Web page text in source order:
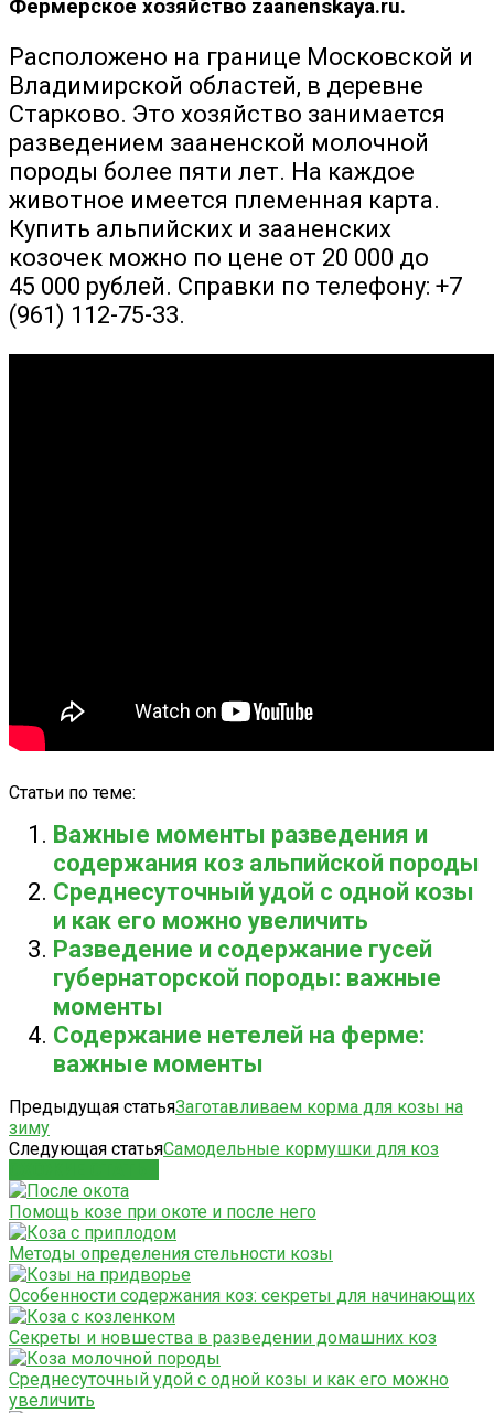
Фермерское хозяйство zaanenskaya.ru.
Расположено на границе Московской и
Владимирской областей, в деревне
Старково. Это хозяйство занимается
разведением зааненской молочной
породы более пяти лет. На каждое
животное имеется племенная карта.
Купить альпийских и зааненских
козочек можно по цене от 20 000 до
45 000 рублей. Справки по телефону: +7
(961) 112-75-33.
Статьи по теме:
Важные моменты разведения и
содержания коз альпийской породы
Среднесуточный удой с одной козы
и как его можно увеличить
Разведение и содержание гусей
губернаторской породы: важные
моменты
Содержание нетелей на ферме:
важные моменты
Предыдущая статьяЗаготавливаем корма для козы на
зиму
Следующая статьяСамодельные кормушки для коз
Помощь козе при окоте и после него
Методы определения стельности козы
Особенности содержания коз: секреты для начинающих
Секреты и новшества в разведении домашних коз
Среднесуточный удой с одной козы и как его можно
увеличить